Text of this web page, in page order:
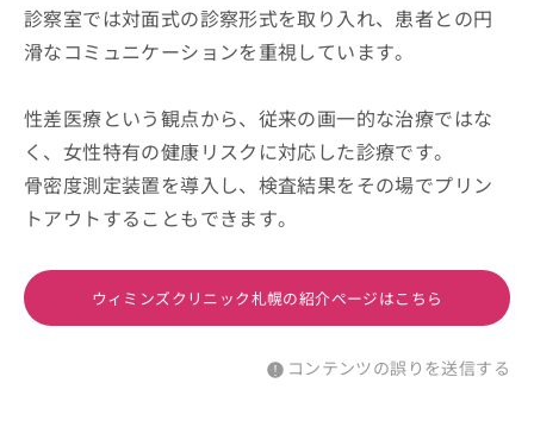
診察室では対面式の診察形式を取り入れ、患者との円
滑なコミュニケーションを重視しています。
性差医療という観点から、従来の画一的な治療ではな
く、女性特有の健康リスクに対応した診療です。
骨密度測定装置を導入し、検査結果をその場でプリン
トアウトすることもできます。
ウィミンズクリニック札幌の紹介ページはこちら
コンテンツの誤りを送信する